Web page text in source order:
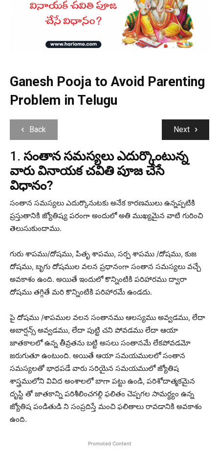
Ganesh Pooja to Avoid Parenting
Problem in Telugu
Back Next
1. సంతాన సమస్యలు ఎదుర్కొంటున్న
వారు వినాయక చవితి పూజ చేసే
విధానం?
సంతాన సమస్యలు ఎదుర్కొనుటకు అనేక కారణములు ఉన్నప్పటికి
ప్రస్తుతానికి జ్యోతిష్య పరంగా అందులో అతి ముఖ్యమైన వాటి గురించి
తెలుసుకుందాము.
గురు శాపము/దోషము, పితృ శాపము, సర్ప శాపము /దోషము, కుజ
దోషము, బృగు దోషముల వలన ప్రధానంగా సంతాన సమస్యలు వచ్చే
అవకాశం ఉంది. అయితే ఇందులో కొన్నింటికి పరిహారము ద్వారా
దోషము తగ్గితే మరి కొన్నింటికి పరిహారమే ఉండదు.
పై దోషము /శాపముల వలన సంతానము ఆలస్యము అవ్వడము, లేదా
అబార్షన్స్ అవ్వడము, లేదా పుట్టి చని పోవడము లేదా ఆయా
జాతకాలలో ఉన్న తీవ్రతను బట్టి అసలు సంతానమే లేకపోవడమో
జరుగుతూ ఉంటుంది. అయితే ఆయా సమయములలో సంతాన
సమస్యలతో భాధపడే వారు సరియైన సమయములో జ్యోతిష
శాస్త్రములోని వివిద అంశాలలో బాగా పట్టు ఉండి, పరిశోదాత్మకమైన
దృస్టి తో జాతకాన్ని పరిశీలించగల్గి ఫలితం చెప్పగల సామర్ధ్యం ఉన్న
జ్యోతిష పండితుడి ని సంప్రదిస్తే మంచి ఫలితాలు రావడానికి అవకాశం
ఉంది.
Promoted Content